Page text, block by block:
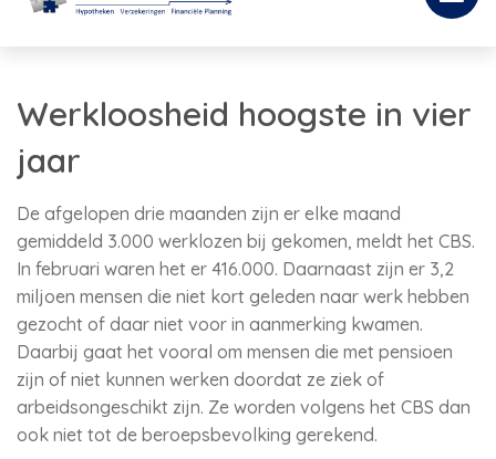
Werkloosheid hoogste in vier
jaar
De afgelopen drie maanden zijn er elke maand
gemiddeld 3.000 werklozen bij gekomen, meldt het CBS.
In februari waren het er 416.000. Daarnaast zijn er 3,2
miljoen mensen die niet kort geleden naar werk hebben
gezocht of daar niet voor in aanmerking kwamen.
Daarbij gaat het vooral om mensen die met pensioen
zijn of niet kunnen werken doordat ze ziek of
arbeidsongeschikt zijn. Ze worden volgens het CBS dan
ook niet tot de beroepsbevolking gerekend.